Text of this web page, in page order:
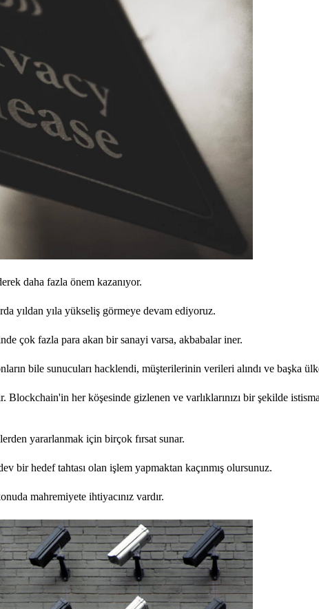
daha fazla önem kazanıyor.
yıldan yıla yükseliş görmeye devam ediyoruz.
çok fazla para akan bir sanayi varsa, akbabalar iner.
bile sunucuları hacklendi, müşterilerinin verileri alındı ve başka
her köşesinde gizlenen ve varlıklarınızı bir şekilde
yararlanmak için birçok fırsat sunar.
bir hedef tahtası olan işlem yapmaktan kaçınmış olursunuz.
mahremiyete ihtiyacınız vardır.